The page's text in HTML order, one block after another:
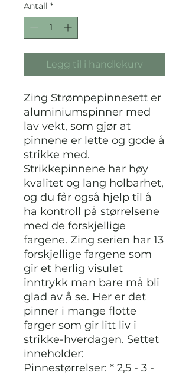
Antall *
Legg til i handlekurv
Zing Strømpepinnesett er
aluminiumspinner med
lav vekt, som gjør at
pinnene er lette og gode å
strikke med.
Strikkepinnene har høy
kvalitet og lang holbarhet,
og du får også hjelp til å
ha kontroll på størrelsene
med de forskjellige
fargene. Zing serien har 13
forskjellige fargene som
gir et herlig visulet
inntrykk man bare må bli
glad av å se. Her er det
pinner i mange flotte
farger som gir litt liv i
strikke-hverdagen. Settet
inneholder:
Pinnestørrelser: * 2,5 - 3 -